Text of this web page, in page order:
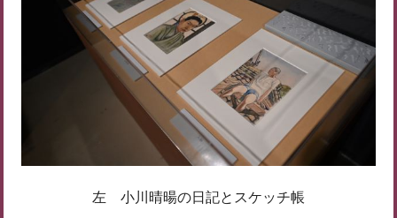
左 小川晴暘の日記とスケッチ帳